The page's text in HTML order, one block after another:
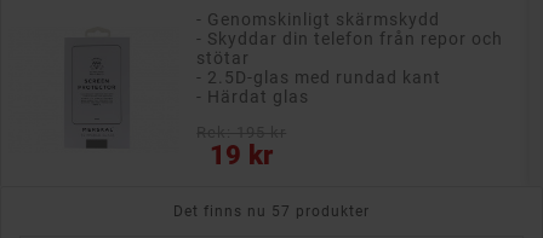
- Genomskinligt skärmskydd
- Skyddar din telefon från repor och
stötar
- 2.5D-glas med rundad kant
- Härdat glas
19 kr
Pris
Det finns nu 57 produkter